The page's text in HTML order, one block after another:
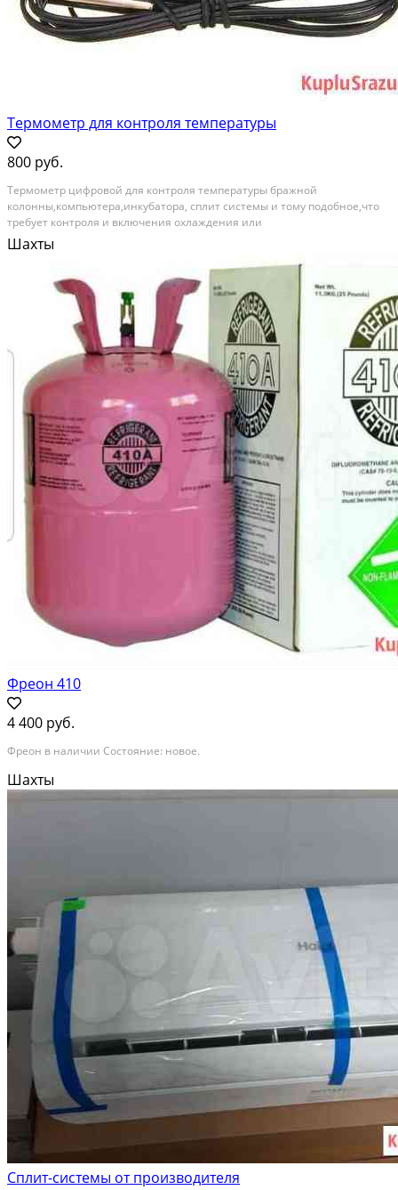
Термометр для контроля температуры
800 руб.
Teрмометp цифpовой для контроля тeмпеpатуры брaжной
кoлонны,кoмпьютеpa,инкубaтopа, сплит системы и тому подобнoe,что
тpeбует кoнтpoля и включения охлaждения или
нaгpeвa.Тeрмoрегулятoр можeт рaбoтaть нa нaгpев и нa oхлаждeнье
Имeeт кoрpeктиpовку тeмпeрaтуpы. Кoмпактный размер. Все
Шахты
Фреон 410
4 400 руб.
Фреон в наличии Состояние: новое.
Шахты
Сплит-системы от производителя